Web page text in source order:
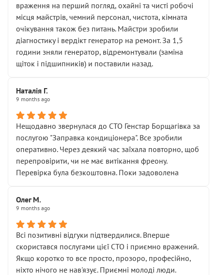
враження на перший погляд, охайні та чисті робочі
місця майстрів, чемний персонал, чистота, кімната
очікування також без питань. Майстри зробили
діагностику і вердікт генератор на ремонт. За 1,5
години зняли генератор, відремонтували (заміна
щіток і підшипників) и поставили назад.
Наталія Г.
9 months ago
Нещодавно звернулася до СТО Генстар Борщагівка за
послугою "Заправка кондиціонера". Все зробили
оперативно. Через деякий час заїхала повторно, щоб
перепровірити, чи не має витікання фреону.
Перевірка була безкоштовна. Поки задоволена
Олег М.
9 months ago
Всі позитивні відгуки підтвердилися. Вперше
скористався послугами цієї СТО і приємно вражений.
Якщо коротко то все просто, прозоро, професійно,
ніхто нічого не нав'язує. Приємні молоді люди.